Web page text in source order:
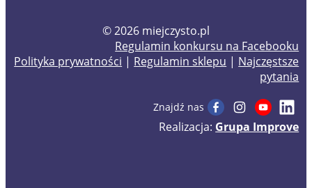
© 2026 miejczysto.pl
Regulamin konkursu na Facebooku
Polityka prywatności | Regulamin sklepu | Najczęstsze
pytania
Znajdź nas
Realizacja: Grupa Improve